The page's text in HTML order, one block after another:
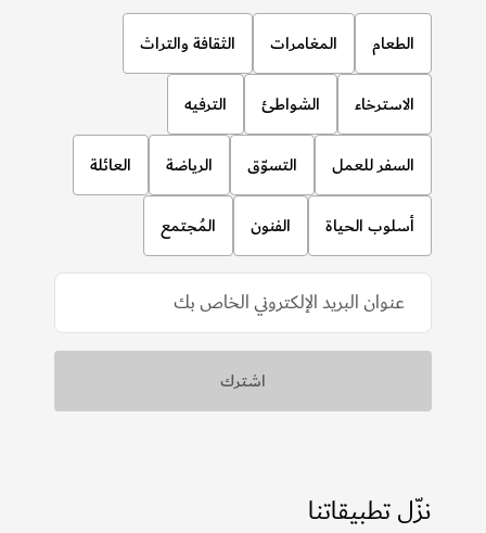
المغامرات الثقافة والتراث
الاسترخاء الشواطئ الترفيه
السفر للعمل التسوّق الرياضة العائلة
أسلوب الحياة الفنون المُجتمع
نزّل تطبيقاتنا